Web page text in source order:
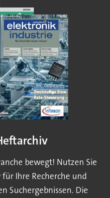
bewegt! Nutzen Sie
Ihre Recherche und
Suchergebnissen. Die